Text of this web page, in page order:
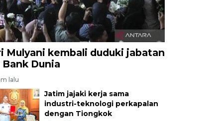
Mulyani kembali duduki jabatan
Bank Dunia
lalu
Jatim jajaki kerja sama
industri-teknologi perkapalan
dengan Tiongkok